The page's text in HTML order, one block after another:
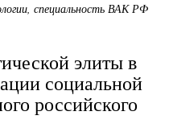
специальность ВАК РФ
элиты в
социальной
российского